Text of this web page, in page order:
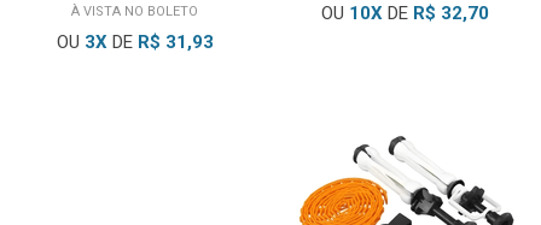
À VISTA NO BOLETO
OU 3XDE R$ 31,93
OU 10X DE R$ 32,70